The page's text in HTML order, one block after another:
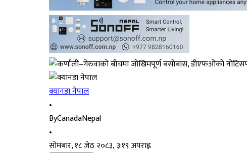
क्यानडा नेपाल
•
ByCanadaNepal
•
सोमबार, १८ जेठ २०८३, ३:१९ अपराह्न